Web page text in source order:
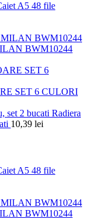
A5 48 file
BWM10244
SET 6 CULORI
Radiera
10,39 lei
A5 48 file
BWM10244